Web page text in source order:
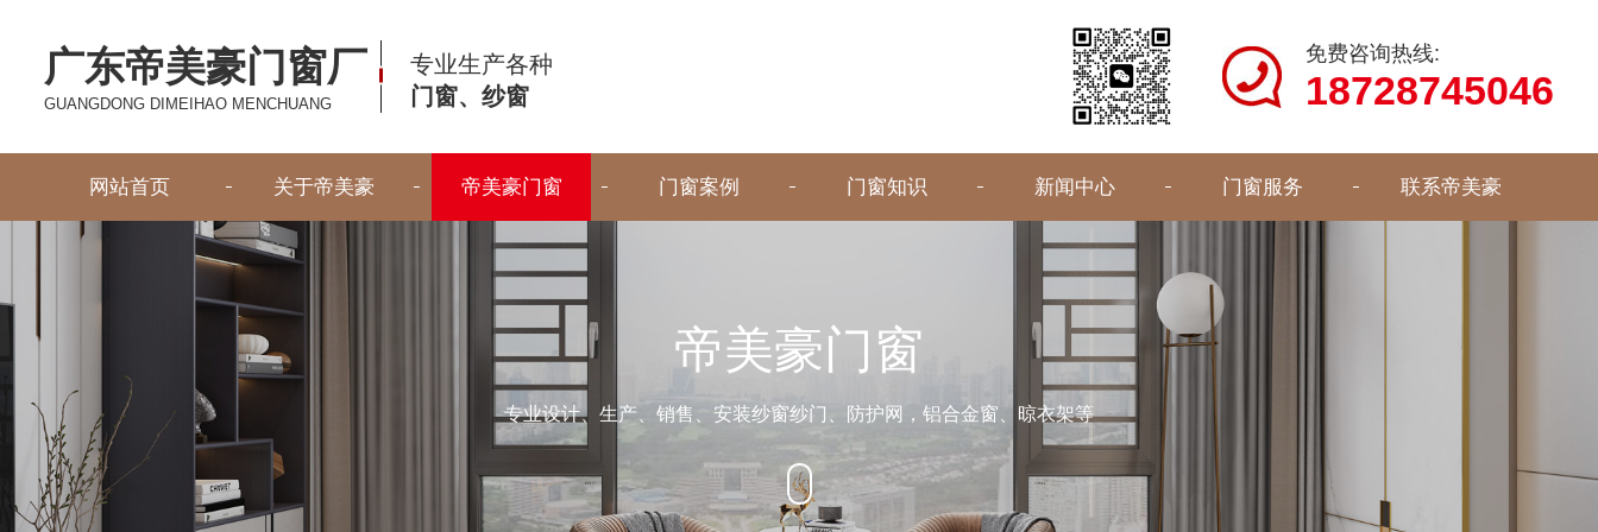
广东帝美豪门窗厂
GUANGDONG DIMEIHAO MENCHUANG
专业生产各种
门窗、纱窗
免费咨询热线:
18728745046
网站首页 关于帝美豪 帝美豪门窗 门窗案例 门窗知识 新闻中心 门窗服务 联系帝美豪
帝美豪门窗
专业设计、生产、销售、安装纱窗纱门、防护网，铝合金窗、晾衣架等